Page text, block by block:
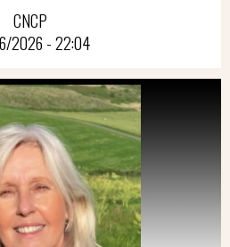
CNCP
2026 - 22:04